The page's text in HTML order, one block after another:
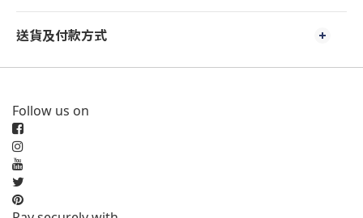
送貨及付款方式
Follow us on